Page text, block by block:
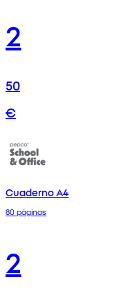
2
50
€
Cuaderno A4
80 páginas
2